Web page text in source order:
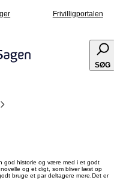
Frivilligportalen
SØG
god historie og være med i et godt
og et digt, som bliver læst op
bruge et par deltagere mere.Det er